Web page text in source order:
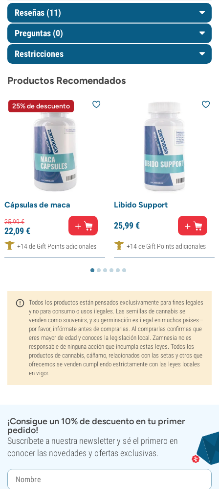
Reseñas (11)
Preguntas (0)
Restricciones
Productos Recomendados
25% de descuento
Cápsulas de maca
25,99€
22,09€
+14 de Gift Points adicionales
Libido Support
25,99€
+14 de Gift Points adicionales
Todos los productos están pensados exclusivamente para fines legales
y no para consumo o usos ilegales. Las semillas de cannabis se
venden como souvenirs, y su germinación es ilegal en muchos países—
por favor, infórmate antes de comprarlas. Al comprarlas confirmas que
eres mayor de edad y conoces la legislación local. Zamnesia no es
responsable de ninguna acción que incumpla estas leyes. Todos los
productos de cannabis, cáñamo, relacionados con las setas y otros que
ofrecemos se venden cumpliendo estrictamente con las leyes locales
en vigor.
¡Consigue un 10% de descuento en tu primer
pedido!
Suscríbete a nuestra newsletter y sé el primero en
conocer las novedades y ofertas exclusivas.